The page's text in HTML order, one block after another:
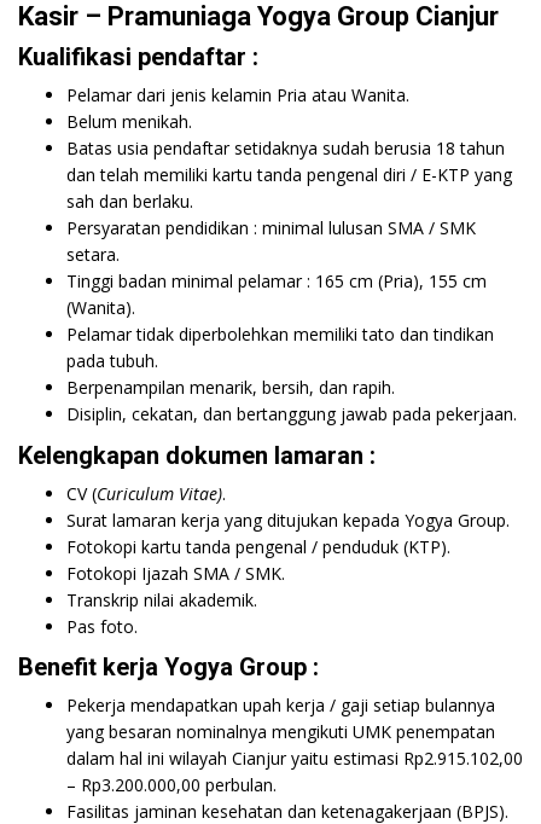
Kasir – Pramuniaga Yogya Group Cianjur
Kualifikasi pendaftar :
Pelamar dari jenis kelamin Pria atau Wanita.
Belum menikah.
Batas usia pendaftar setidaknya sudah berusia 18 tahun
dan telah memiliki kartu tanda pengenal diri / E-KTP yang
sah dan berlaku.
Persyaratan pendidikan : minimal lulusan SMA / SMK
setara.
Tinggi badan minimal pelamar : 165 cm (Pria), 155 cm
(Wanita).
Pelamar tidak diperbolehkan memiliki tato dan tindikan
pada tubuh.
Berpenampilan menarik, bersih, dan rapih.
Disiplin, cekatan, dan bertanggung jawab pada pekerjaan.
Kelengkapan dokumen lamaran :
CV (Curiculum Vitae).
Surat lamaran kerja yang ditujukan kepada Yogya Group.
Fotokopi kartu tanda pengenal / penduduk (KTP).
Fotokopi Ijazah SMA / SMK.
Transkrip nilai akademik.
Pas foto.
Benefit kerja Yogya Group :
Pekerja mendapatkan upah kerja / gaji setiap bulannya
yang besaran nominalnya mengikuti UMK penempatan
dalam hal ini wilayah Cianjur yaitu estimasi Rp2.915.102,00
– Rp3.200.000,00 perbulan.
Fasilitas jaminan kesehatan dan ketenagakerjaan (BPJS).